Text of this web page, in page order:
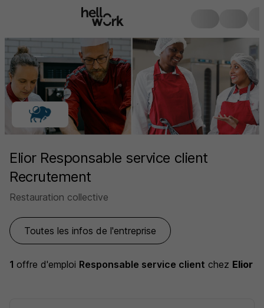
Elior Responsable service client
Recrutement
Restauration collective
Toutes les infos de l'entreprise
1 offre d'emploi Responsable service client chez Elior